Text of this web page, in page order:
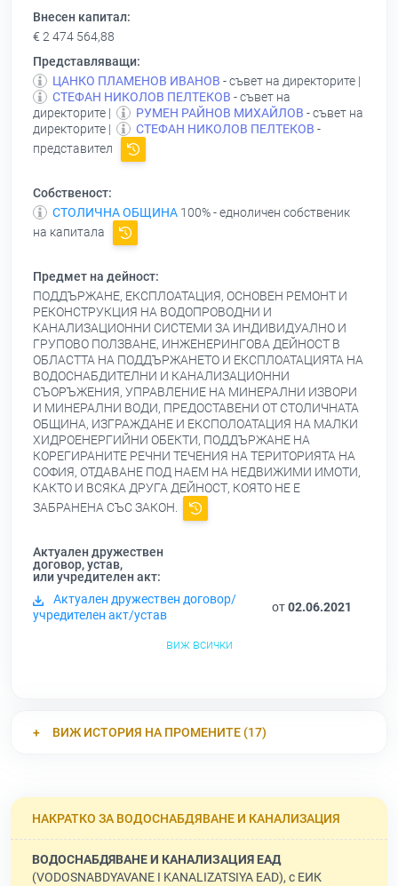
Внесен капитал:
€ 2 474 564,88
Представляващи:
ЦАНКО ПЛАМЕНОВ ИВАНОВ - съвет на директорите |
СТЕФАН НИКОЛОВ ПЕЛТЕКОВ - съвет на
директорите |
РУМЕН РАЙНОВ МИХАЙЛОВ - съвет на
директорите |
СТЕФАН НИКОЛОВ ПЕЛТЕКОВ -
представител
Собственост:
СТОЛИЧНА ОБЩИНА 100% - едноличен собственик
на капитала
Предмет на дейност:
ПОДДЪРЖАНЕ, ЕКСПЛОАТАЦИЯ, ОСНОВЕН РЕМОНТ И
РЕКОНСТРУКЦИЯ НА ВОДОПРОВОДНИ И
КАНАЛИЗАЦИОННИ СИСТЕМИ ЗА ИНДИВИДУАЛНО И
ГРУПОВО ПОЛЗВАНЕ, ИНЖЕНЕРИНГОВА ДЕЙНОСТ В
ОБЛАСТТА НА ПОДДЪРЖАНЕТО И ЕКСПЛОАТАЦИЯТА НА
ВОДОСНАБДИТЕЛНИ И КАНАЛИЗАЦИОННИ
СЪОРЪЖЕНИЯ, УПРАВЛЕНИЕ НА МИНЕРАЛНИ ИЗВОРИ
И МИНЕРАЛНИ ВОДИ, ПРЕДОСТАВЕНИ ОТ СТОЛИЧНАТА
ОБЩИНА, ИЗГРАЖДАНЕ И ЕКСПОЛОАТАЦИЯ НА МАЛКИ
ХИДРОЕНЕРГИЙНИ ОБЕКТИ, ПОДДЪРЖАНЕ НА
КОРЕГИРАНИТЕ РЕЧНИ ТЕЧЕНИЯ НА ТЕРИТОРИЯТА НА
СОФИЯ, ОТДАВАНЕ ПОД НАЕМ НА НЕДВИЖИМИ ИМОТИ,
КАКТО И ВСЯКА ДРУГА ДЕЙНОСТ, КОЯТО НЕ Е
ЗАБРАНЕНА СЪС ЗАКОН.
Актуален дружествен
договор, устав,
или учредителен акт:
Актуален дружествен договор/
учредителен акт/устав
от02.06.2021
виж всички
ВИЖ ИСТОРИЯ НА ПРОМЕНИТЕ (17)
НАКРАТКО ЗА ВОДОСНАБДЯВАНЕ И КАНАЛИЗАЦИЯ
ВОДОСНАБДЯВАНЕ И КАНАЛИЗАЦИЯ ЕАД
(VODOSNABDYAVANE I KANALIZATSIYA EAD), с ЕИК